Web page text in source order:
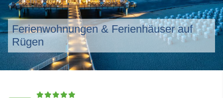
Ferienwohnungen & Ferienhäuser auf
Rügen